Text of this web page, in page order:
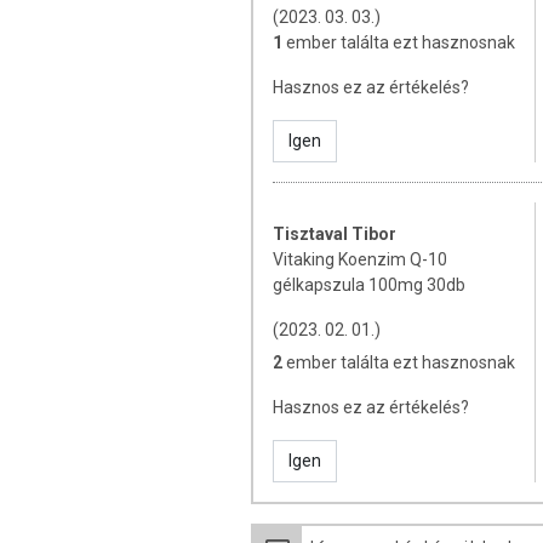
Napi ajánlott mennyiség : 1
ÖSSZETEVŐK
Napraforgó olaj, zselatin
anyag: méhviasz, emulgálószer,
Tárolás:Száraz, hűvös helyen
Minőségét megőrzi:
Forgalmazó:
minősülnek, amelyek a
tartalmaznak tápanyagokat. Bár az
rendelkezhetnek, amely
(2023. 03. 03.)
1 ember találta ezt hasznosnak
Hasznos ez az értékelés?
Igen
Tisztaval Tibor
Vitaking Koenzim Q-10
gélkapszula 100mg 30db
(2023. 02. 01.)
2ember találta ezt hasznosnak
Hasznos ez az értékelés?
Igen